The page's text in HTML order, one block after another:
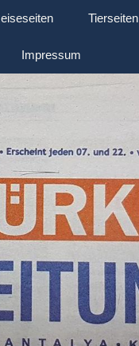
Tierseiten
Impressum